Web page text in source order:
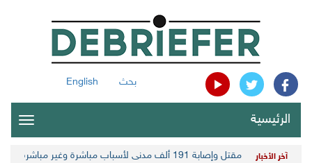
بحث English
الرئيسية
آخر الأخبار مقتل وإصابة 191 ألف مدني لأسباب مباشرة وغير مباشرة في أحدث حصيلة حوثية